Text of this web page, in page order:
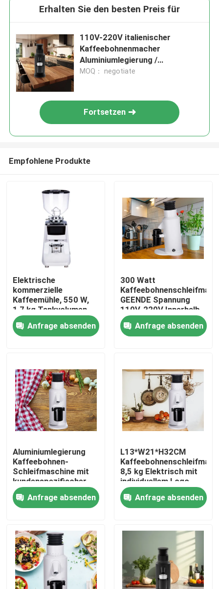
Haus
Produkte
Über uns
Fabrik-Ausflug
Qualitätskontrolle
Treten Sie mit uns in Verbindung
Kaffeebohneschleifer
Burr Coffee Grinder
Erhalten Sie den besten Preis für
110V-220V italienischer
Kaffeebohnenmacher
Aluminiumlegierung /
Zinklegierung
MOQ： negotiate
Fortsetzen
Empfohlene Produkte
Elektrische
kommerzielle
Kaffeemühle, 550 W,
1,7 kg Tankvolumen,
Online-Herstellung
Anfrage absenden
300 Watt
GEENDE Spannung
110V-220V Innerhalb
von L13*W21*H32CM
Anfrage absenden
Aluminiumlegierung
Kaffeebohnen-
Schleifmaschine mit
kundenspezifischer
Bandbreite von 110V-
220V 120g
Anfrage absenden
L13*W21*H32CM
8,5 kg Elektrisch mit
individuellem Logo
Anfrage absenden